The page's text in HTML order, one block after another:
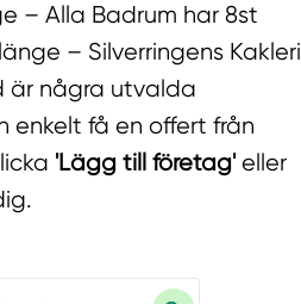
– Alla Badrum har 8st
– Silverringens Kakleri
är några utvalda
enkelt få en offert från
'Lägg till företag'eller